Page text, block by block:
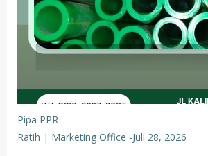
Pipa PPR
Ratih | Marketing Office -Juli 28, 2026